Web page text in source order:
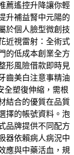
薦遙控升降讓你輕
升補益腎中元陽的
於個人臉型微創技
近視雷射：全術式
的低成本創業全方
形風險借款即時見
齒美白注意事精油
全塑復伸縮，需根
結合的優質在品質
擇的帳號資料。泡
品牌提供不同配方
器依賴病人病況中
應與中藥活血，規